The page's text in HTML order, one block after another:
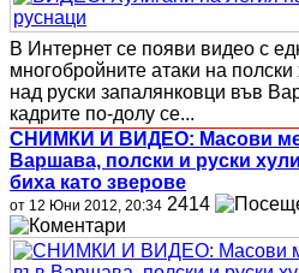
В Интернет се появи видео с
многобройните атаки на полски
над руски запалянковци във
кадрите по-долу се...
СНИМКИ И ВИДЕО: Масови
Варшава, полски и руски
биха като зверове
от 12 Юни 2012, 20:34 2414